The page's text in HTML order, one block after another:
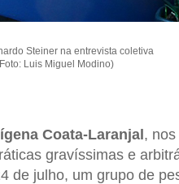
Steiner na entrevista coletiva
Luis Miguel Modino)
Coata-Laranjal,
gravíssimas e
de julho, um grupo de